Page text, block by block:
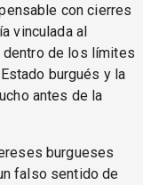
con cierres
vinculada al
de los límites
burgués y la
antes de la
burgueses
falso sentido de